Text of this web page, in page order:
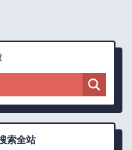
索全站